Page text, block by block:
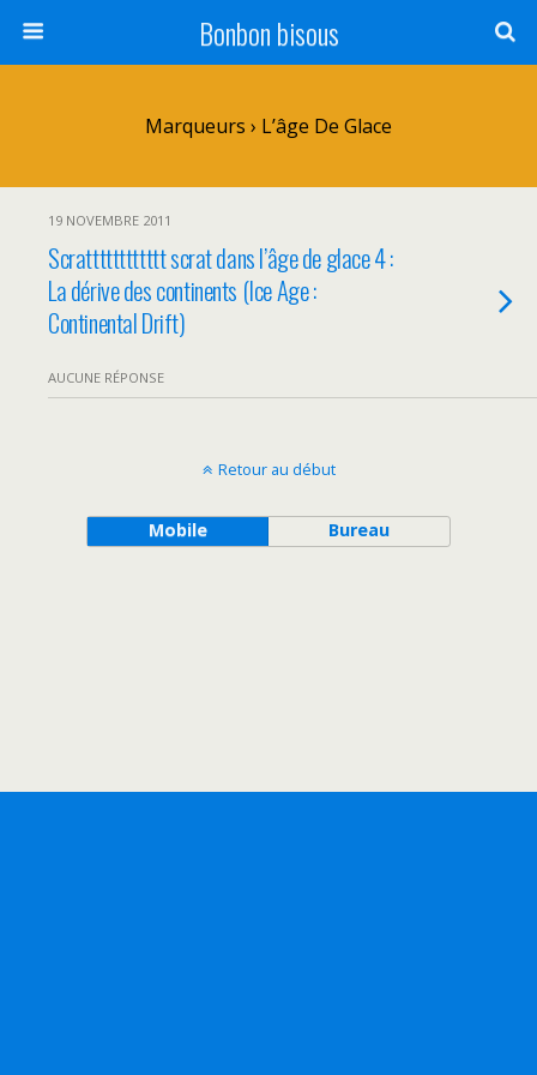
Bonbon bisous
Marqueurs › L’âge De Glace
19 NOVEMBRE 2011
Scratttttttttttt scrat dans l’âge de glace 4 :
La dérive des continents (Ice Age :
Continental Drift)
AUCUNE RÉPONSE
Retour au début
Mobile Bureau